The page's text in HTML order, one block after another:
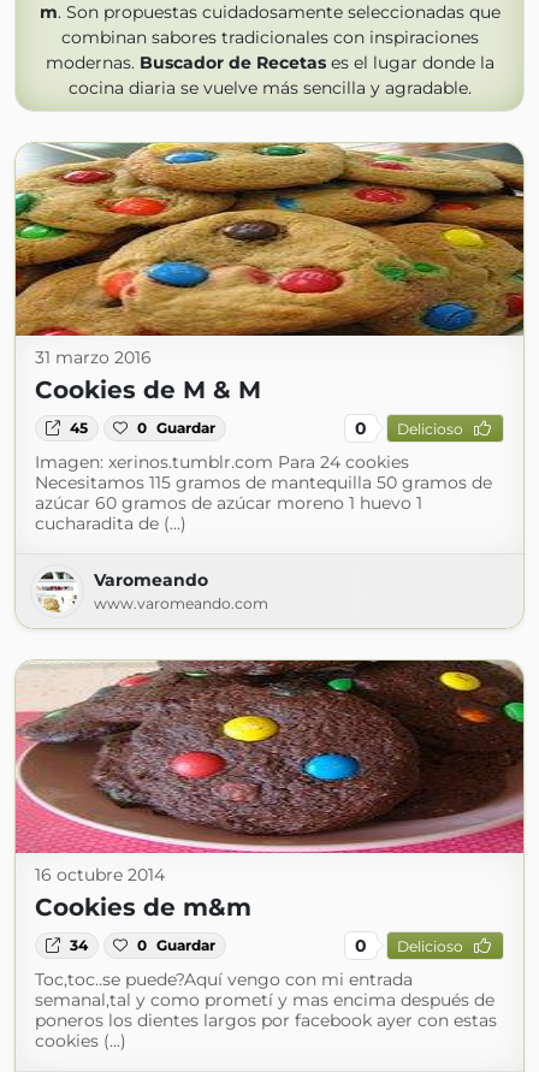
m. Son propuestas cuidadosamente seleccionadas que
combinan sabores tradicionales con inspiraciones
modernas. Buscador de Recetases el lugar donde la
cocina diaria se vuelve más sencilla y agradable.
31 marzo 2016
Cookies de M & M
45 0 Guardar 0 Delicioso
Imagen: xerinos.tumblr.com Para 24 cookies
Necesitamos 115 gramos de mantequilla 50 gramos de
azúcar 60 gramos de azúcar moreno 1 huevo 1
cucharadita de (...)
Varomeando
www.varomeando.com
16 octubre 2014
Cookies de m&m
34 0 Guardar 0 Delicioso
Toc,toc..se puede?Aquí vengo con mi entrada
semanal,tal y como prometí y mas encima después de
poneros los dientes largos por facebook ayer con estas
cookies (...)